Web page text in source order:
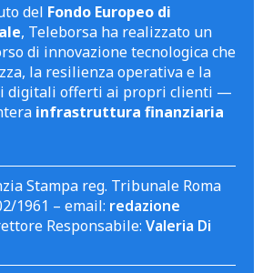
del Fondo Europeo di
, Teleborsa ha realizzato un
di innovazione tecnologica che
la resilienza operativa e la
digitali offerti ai propri clienti —
infrastruttura finanziaria
Stampa reg. Tribunale Roma
1961 – email: redazione
Responsabile: Valeria Di